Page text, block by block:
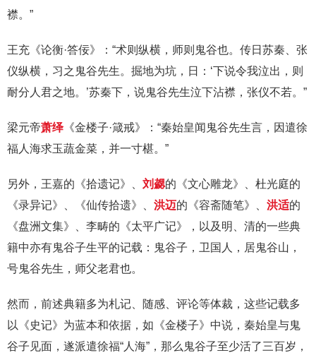
襟。”
王充《论衡·答佞》：“术则纵横，师则鬼谷也。传日苏秦、张
仪纵横，习之鬼谷先生。掘地为坑，日：‘下说令我泣出，则
耐分人君之地。’苏秦下，说鬼谷先生泣下沾襟，张仪不若。”
梁元帝萧绎 《金楼子·箴戒》：“秦始皇闻鬼谷先生言，因遣徐
福人海求玉蔬金菜，并一寸椹。”
另外，王嘉的《拾遗记》、 刘勰的《文心雕龙》、杜光庭的
《录异记》、《仙传拾遗》、 洪迈的《容斋随笔》、 洪适的
《盘洲文集》、李畴的《太平广记》，以及明、清的一些典
籍中亦有鬼谷子生平的记载：鬼谷子，卫国人，居鬼谷山，
号鬼谷先生，师父老君也。
然而，前述典籍多为札记、随感、评论等体裁，这些记载多
以《史记》为蓝本和依据，如《金楼子》中说，秦始皇与鬼
谷子见面，遂派遣徐福“人海”，那么鬼谷子至少活了三百岁，